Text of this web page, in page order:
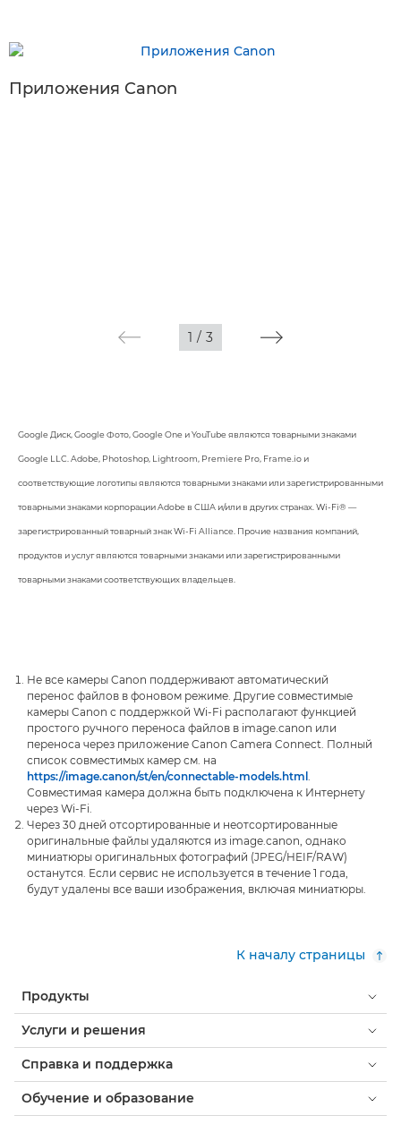
Приложения Canon
1 / 3
Google Диск, Google Фото, Google One и YouTube являются товарными знаками
Google LLC. Adobe, Photoshop, Lightroom, Premiere Pro, Frame.io и
соответствующие логотипы являются товарными знаками или зарегистрированными
товарными знаками корпорации Adobe в США и/или в других странах. Wi-Fi® —
зарегистрированный товарный знак Wi-Fi Alliance. Прочие названия компаний,
продуктов и услуг являются товарными знаками или зарегистрированными
товарными знаками соответствующих владельцев.
Не все камеры Canon поддерживают автоматический
перенос файлов в фоновом режиме. Другие совместимые
камеры Canon с поддержкой Wi-Fi располагают функцией
простого ручного переноса файлов в image.canon или
переноса через приложение Canon Camera Connect. Полный
список совместимых камер см. на
https://image.canon/st/en/connectable-models.html .
Совместимая камера должна быть подключена к Интернету
через Wi-Fi.
Через 30 дней отсортированные и неотсортированные
оригинальные файлы удаляются из image.canon, однако
миниатюры оригинальных фотографий (JPEG/HEIF/RAW)
останутся. Если сервис не используется в течение 1 года,
будут удалены все ваши изображения, включая миниатюры.
К началу страницы
Продукты
Услуги и решения
Справка и поддержка
Обучение и образование